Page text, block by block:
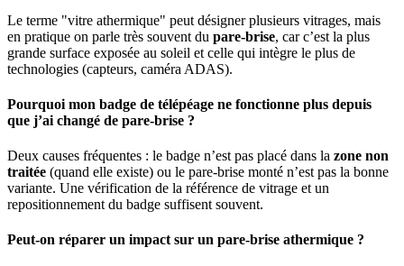
Le terme "vitre athermique" peut désigner plusieurs vitrages, mais
en pratique on parle très souvent du pare-brise, car c’est la plus
grande surface exposée au soleil et celle qui intègre le plus de
technologies (capteurs, caméra ADAS).
Pourquoi mon badge de télépéage ne fonctionne plus depuis
que j’ai changé de pare-brise ?
Deux causes fréquentes : le badge n’est pas placé dans la zone non
traitée (quand elle existe) ou le pare-brise monté n’est pas la bonne
variante. Une vérification de la référence de vitrage et un
repositionnement du badge suffisent souvent.
Peut-on réparer un impact sur un pare-brise athermique ?